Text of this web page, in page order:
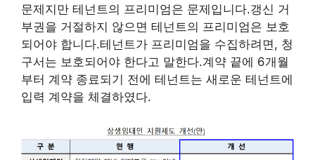
문제지만 테넌트의 프리미엄은 문제입니다.갱신 거
부권을 거절하지 않으면 테넌트의 프리미엄은 보호
되어야 합니다.테넌트가 프리미엄을 수집하려면, 청
구서는 보호되어야 한다고 말한다.계약 끝에 6개월
부터 계약 종료되기 전에 테넌트는 새로운 테넌트에
입력 계약을 체결하였다.